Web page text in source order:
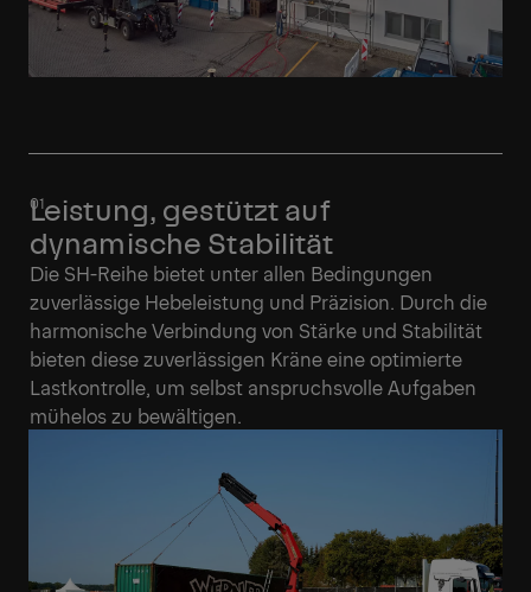
Leistung, gestützt auf
dynamische Stabilität
Die SH-Reihe bietet unter allen Bedingungen
zuverlässige Hebeleistung und Präzision. Durch die
harmonische Verbindung von Stärke und Stabilität
bieten diese zuverlässigen Kräne eine optimierte
Lastkontrolle, um selbst anspruchsvolle Aufgaben
mühelos zu bewältigen.